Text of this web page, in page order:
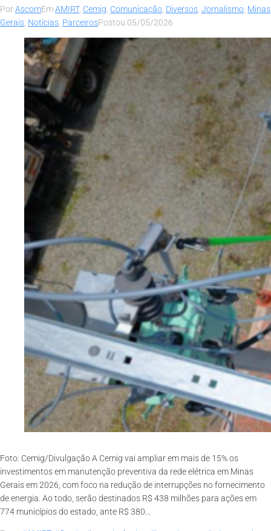
PorAscomEmAMIRT, Cemig, Comunicação, Diversos, Jornalismo, Minas
Gerais, Notícias, ParceirosPostou 05/05/2026
Foto: Cemig/Divulgação A Cemig vai ampliar em mais de 15% os
investimentos em manutenção preventiva da rede elétrica em Minas
Gerais em 2026, com foco na redução de interrupções no fornecimento
de energia. Ao todo, serão destinados R$ 438 milhões para ações em
774 municípios do estado, ante R$ 380...